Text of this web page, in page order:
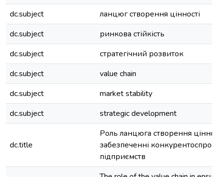
dc.subject
ланцюг створення цінності
dc.subject
ринкова стійкість
dc.subject
стратегічний розвиток
dc.subject
value chain
dc.subject
market stability
dc.subject
strategic development
dc.title
Роль ланцюга створення
забезпеченні
підприємств